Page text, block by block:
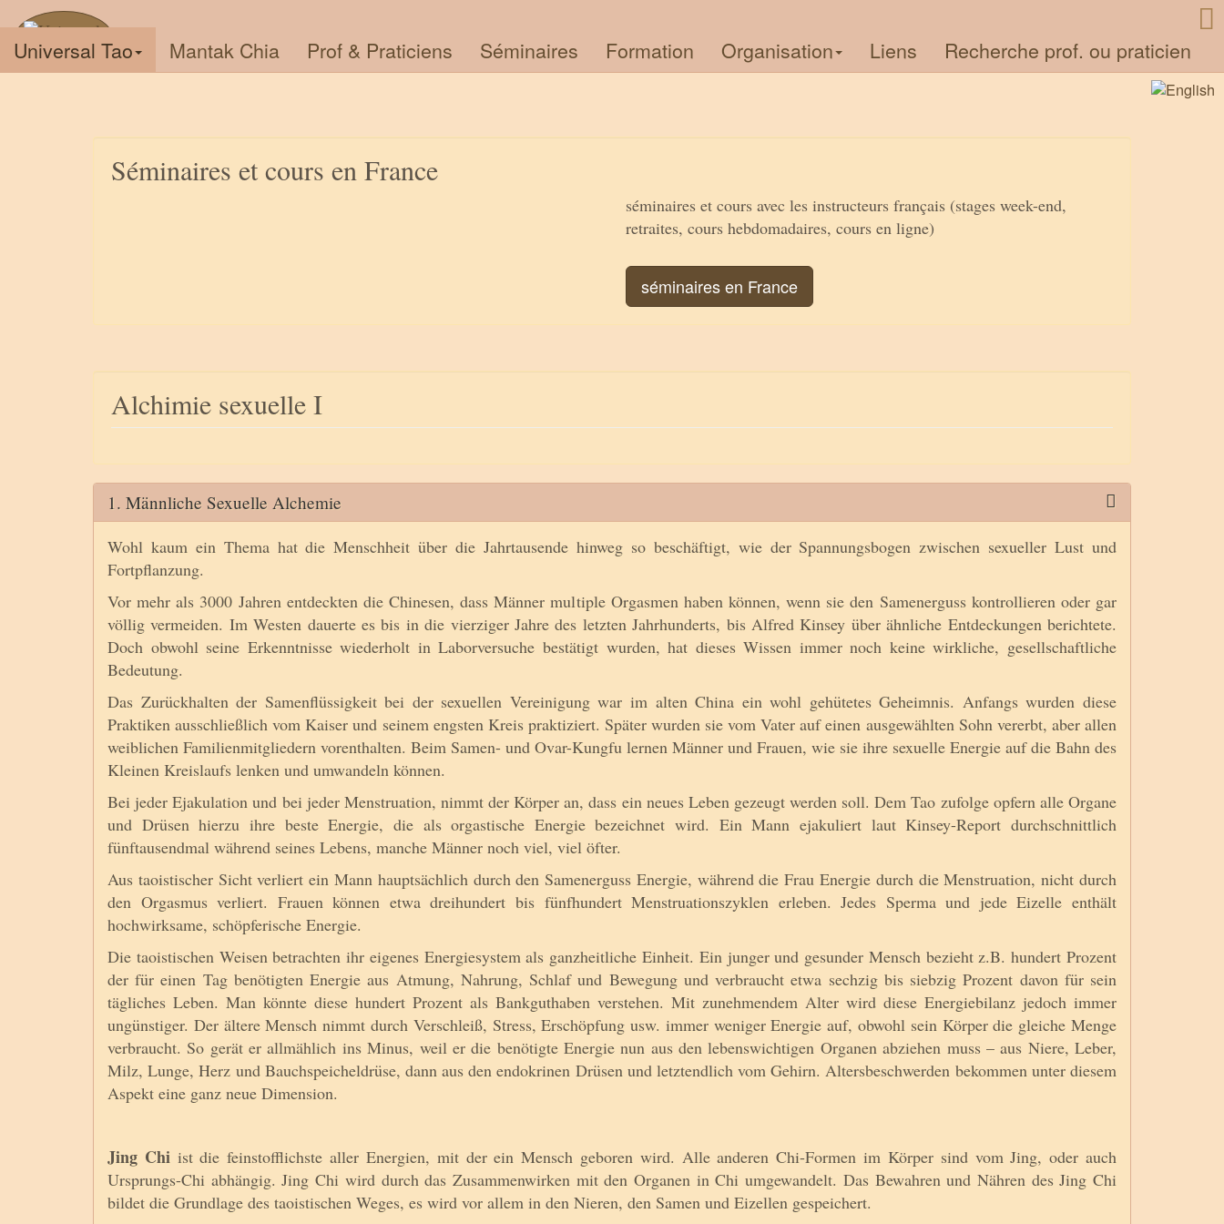
Universal Tao Mantak Chia Prof & Praticiens Séminaires Formation Organisation Liens Recherche prof. ou praticien
Séminaires et cours en France
séminaires et cours avec les instructeurs français (stages week-end,
retraites, cours hebdomadaires, cours en ligne)
séminaires en France
Alchimie sexuelle I
1. Männliche Sexuelle Alchemie
Wohl kaum ein Thema hat die Menschheit über die Jahrtausende hinweg so beschäftigt, wie der Spannungsbogen zwischen sexueller Lust und
Fortpflanzung.
Vor mehr als 3000 Jahren entdeckten die Chinesen, dass Männer multiple Orgasmen haben können, wenn sie den Samenerguss kontrollieren oder gar
völlig vermeiden. Im Westen dauerte es bis in die vierziger Jahre des letzten Jahrhunderts, bis Alfred Kinsey über ähnliche Entdeckungen berichtete.
Doch obwohl seine Erkenntnisse wiederholt in Laborversuche bestätigt wurden, hat dieses Wissen immer noch keine wirkliche, gesellschaftliche
Bedeutung.
Das Zurückhalten der Samenflüssigkeit bei der sexuellen Vereinigung war im alten China ein wohl gehütetes Geheimnis. Anfangs wurden diese
Praktiken ausschließlich vom Kaiser und seinem engsten Kreis praktiziert. Später wurden sie vom Vater auf einen ausgewählten Sohn vererbt, aber allen
weiblichen Familienmitgliedern vorenthalten. Beim Samen- und Ovar-Kungfu lernen Männer und Frauen, wie sie ihre sexuelle Energie auf die Bahn des
Kleinen Kreislaufs lenken und umwandeln können.
Bei jeder Ejakulation und bei jeder Menstruation, nimmt der Körper an, dass ein neues Leben gezeugt werden soll. Dem Tao zufolge opfern alle Organe
und Drüsen hierzu ihre beste Energie, die als orgastische Energie bezeichnet wird. Ein Mann ejakuliert laut Kinsey-Report durchschnittlich
fünftausendmal während seines Lebens, manche Männer noch viel, viel öfter.
Aus taoistischer Sicht verliert ein Mann hauptsächlich durch den Samenerguss Energie, während die Frau Energie durch die Menstruation, nicht durch
den Orgasmus verliert. Frauen können etwa dreihundert bis fünfhundert Menstruationszyklen erleben. Jedes Sperma und jede Eizelle enthält
hochwirksame, schöpferische Energie.
Die taoistischen Weisen betrachten ihr eigenes Energiesystem als ganzheitliche Einheit. Ein junger und gesunder Mensch bezieht z.B. hundert Prozent
der für einen Tag benötigten Energie aus Atmung, Nahrung, Schlaf und Bewegung und verbraucht etwa sechzig bis siebzig Prozent davon für sein
tägliches Leben. Man könnte diese hundert Prozent als Bankguthaben verstehen. Mit zunehmendem Alter wird diese Energiebilanz jedoch immer
ungünstiger. Der ältere Mensch nimmt durch Verschleiß, Stress, Erschöpfung usw. immer weniger Energie auf, obwohl sein Körper die gleiche Menge
verbraucht. So gerät er allmählich ins Minus, weil er die benötigte Energie nun aus den lebenswichtigen Organen abziehen muss – aus Niere, Leber,
Milz, Lunge, Herz und Bauchspeicheldrüse, dann aus den endokrinen Drüsen und letztendlich vom Gehirn. Altersbeschwerden bekommen unter diesem
Aspekt eine ganz neue Dimension.
Jing Chiist die feinstofflichste aller Energien, mit der ein Mensch geboren wird. Alle anderen Chi-Formen im Körper sind vom Jing, oder auch
Ursprungs-Chi abhängig. Jing Chi wird durch das Zusam­men­wirken mit den Organen in Chi umgewandelt. Das Bewahren und Nähren des Jing Chi
bildet die Grundlage des taoistischen Weges, es wird vor allem in den Nieren, den Samen und Eizellen gespeichert.